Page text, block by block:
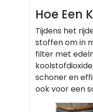
Hoe Een
Tijdens het
stoffen om in
filter met
schoner en
ook voor een